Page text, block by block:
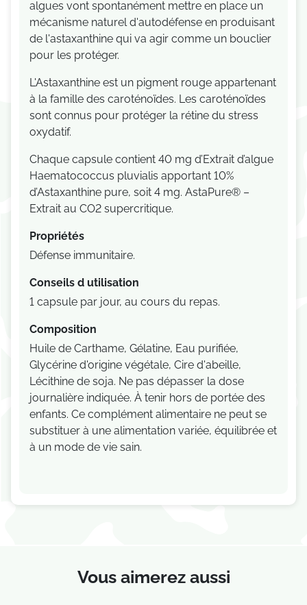
algues vont spontanément mettre en place un
mécanisme naturel d'autodéfense en produisant
de l'astaxanthine qui va agir comme un bouclier
pour les protéger.
L'Astaxanthine est un pigment rouge appartenant
à la famille des caroténoïdes. Les caroténoïdes
sont connus pour protéger la rétinedu stress
oxydatif.
Chaque capsule contient 40 mg d’Extrait d’algue
Haematococcus pluvialis apportant 10%
d’Astaxanthine pure, soit 4 mg. AstaPure®–
Extrait au CO2supercritique.
Propriétés
Défense immunitaire.
Conseils d utilisation
1 capsule par jour, au cours du repas.
Composition
Huile de Carthame, Gélatine, Eau purifiée,
Glycérine d'origine végétale, Cire d'abeille,
Lécithine de soja. Ne pas dépasser la dose
journalière indiquée. À tenir hors de portée des
enfants. Ce complément alimentaire ne peut se
substituer à une alimentation variée, équilibrée et
à un mode de vie sain.
Vous aimerez aussi